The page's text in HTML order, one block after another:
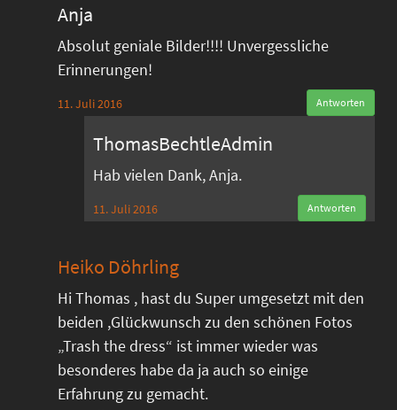
Anja
Absolut geniale Bilder!!!! Unvergessliche
Erinnerungen!
11. Juli 2016 Antworten
ThomasBechtleAdmin
Hab vielen Dank, Anja.
11. Juli 2016 Antworten
Heiko Döhrling
Hi Thomas , hast du Super umgesetzt mit den
beiden ,Glückwunsch zu den schönen Fotos
„Trash the dress“ ist immer wieder was
besonderes habe da ja auch so einige
Erfahrung zu gemacht.